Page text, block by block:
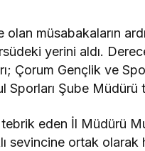
olan müsabakaların
yerini aldı.
Çorum Gençlik ve
Sporları Şube Müdürü
tebrik eden İl Müdürü
sevincine ortak olarak